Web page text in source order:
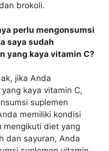
brokoli.
perlu mengonsumsi
saya sudah
yang kaya vitamin C?
jika Anda
kaya vitamin C,
suplemen
memiliki kondisi
diet yang
dan sayuran, Anda